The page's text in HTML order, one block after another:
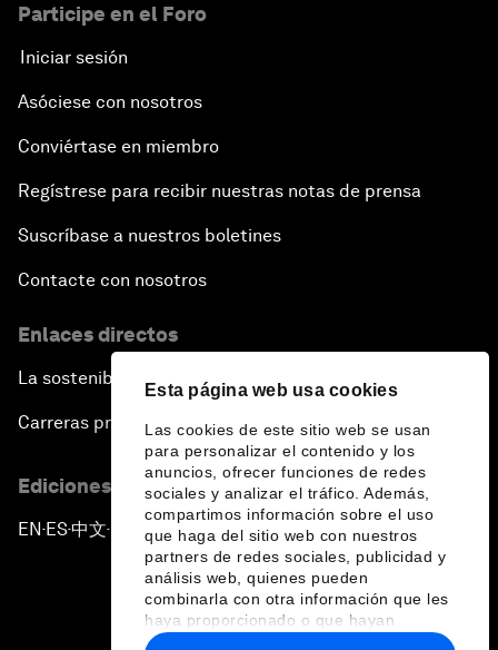
Esta página web usa cookies
Las cookies de este sitio web se usan
para personalizar el contenido y los
anuncios, ofrecer funciones de redes
sociales y analizar el tráfico. Además,
compartimos información sobre el uso
que haga del sitio web con nuestros
partners de redes sociales, publicidad y
análisis web, quienes pueden
combinarla con otra información que les
haya proporcionado o que hayan
recopilado a partir del uso que haya
Participe en el Foro
Iniciar sesión
Asóciese con nosotros
Conviértase en miembro
Regístrese para recibir nuestras notas de prensa
Suscríbase a nuestros boletines
Contacte con nosotros
Enlaces directos
La sostenibilidad en el Foro
Carreras profesionales
Ediciones en otros idiomas
EN ▪ES▪中文▪ 日本語